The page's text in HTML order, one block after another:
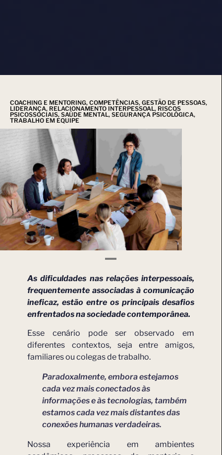
COACHING E MENTORING, COMPETÊNCIAS, GESTÃO DE PESSOAS,
LIDERANÇA, RELACIONAMENTO INTERPESSOAL, RISCOS
PSICOSSOCIAIS, SAÚDE MENTAL, SEGURANÇA PSICOLÓGICA,
TRABALHO EM EQUIPE
As dificuldades nas relações interpessoais,
frequentemente associadas à comunicação
ineficaz, estão entre os principais desafios
enfrentados na sociedade contemporânea.
Esse cenário pode ser observado em
diferentes contextos, seja entre amigos,
familiares ou colegas de trabalho.
Paradoxalmente, embora estejamos
cada vez mais conectados às
informações e às tecnologias, também
estamos cada vez mais distantes das
conexões humanas verdadeiras.
Nossa experiência em ambientes